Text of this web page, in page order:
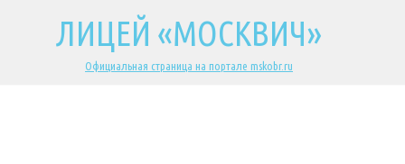
ЛИЦЕЙ «МОСКВИЧ»
Официальная страница на портале mskobr.ru